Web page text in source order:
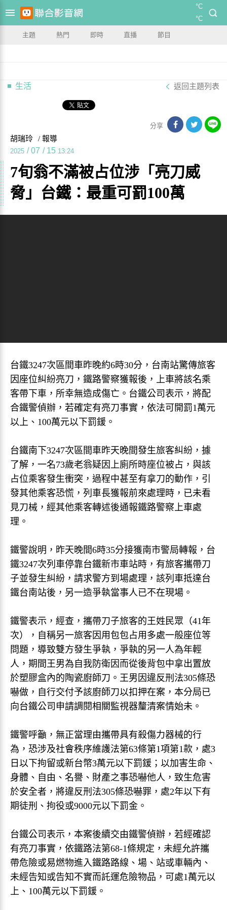
°C
°C
主題 熱門 即時 直播 節目
生活 返回主題列表
分享
胡瑞玲 / 報導
2025 / 07 / 15 13:24
7旬翁不滿被占位涉「亮刀威
脅」台鐵：最重可罰100萬
台鐵3247次區間車昨晚約6時30分，台南站驚傳旅客
因座位糾紛亮刀，鐵路警察獲報後，上車將該名乘
客帶下車，所幸無造成傷亡。台鐵公司表示，將配
合鐵警偵辦，若確定有亮刀事實，依法可開罰1萬元
以上、100萬元以下罰鍰。
台鐵南下3247次區間車昨天晚間發生旅客糾紛，據
了解，一名73歲老翁疑因上廁所時座位被占，與該
占位乘客發生衝突，過程中甚至有拿刀的動作，引
發其他乘客恐慌，列車長獲報前來處理時，已未看
見刀械，經其他乘客轉述後通報鐵路警察上車處
理。
鐵警說明，昨天晚間6時35分接獲南市警局轉報，台
鐵3247次列車停靠台鐵新市車站時，有旅客攜帶刀
子並發生糾紛，請求警方到場處理，該列車抵達台
鐵台南站後，另一造爭執當事人已不在現場。
鐵警表示，經查，攜帶刀子旅客的王姓民眾（41年
次），自稱另一旅客因用包包占用多處一般座位等
問題，導致雙方發生爭執，爭執的另一人為年輕
人，期間王男為自我防衛因而從後背包中拿出置放
於塑膠盒內的陶瓷廚師刀。王男因違反刑法305條恐
嚇做，自行交付予該廚師刀以扣押在案，本分局已
向台鐵公司申請調閱相關監視器釐清案情始未。
鐵警呼籲，無正當理由攜帶具有殺傷力器械的行
為，恐涉及社會秩序維護法第63條第1項第1款，處3
日以下拘留或新台幣3萬元以下罰鍰；以加害生命、
身體、自由、名譽、財產之事恐嚇他人，致生危害
於安全者，將違反刑法305條恐嚇罪，處2年以下有
期徒刑、拘役或9000元以下罰金。
台鐵公司表示，本案後續交由鐵警偵辦，若經確認
有亮刀事實，依鐵路法第68-1條規定，未經允許攜
帶危險或易燃物進入鐵路路線、場、站或車輛內、
未經告知或告知不實而託運危險物品，可處1萬元以
上、100萬元以下罰鍰。